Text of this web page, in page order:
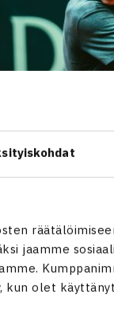
jaamme
olet